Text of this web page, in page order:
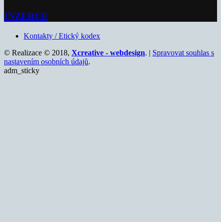
INZERCE
Kontakty / Etický kodex
© Realizace © 2018, Xcreative - webdesign. | Spravovat souhlas s
nastavením osobních údajů.
adm_sticky